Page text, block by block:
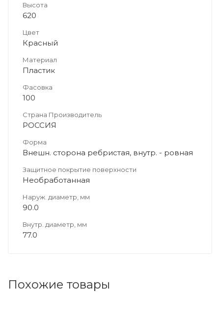
Высота
620
Цвет
Красный
Материал
Пластик
Фасовка
100
Страна Производитель
РОССИЯ
Форма
Внешн. сторона ребристая, внутр. - ровная
Защитное покрытие поверхности
Необработанная
Наруж. диаметр, мм
90.0
Внутр. диаметр, мм
77.0
Похожие товары